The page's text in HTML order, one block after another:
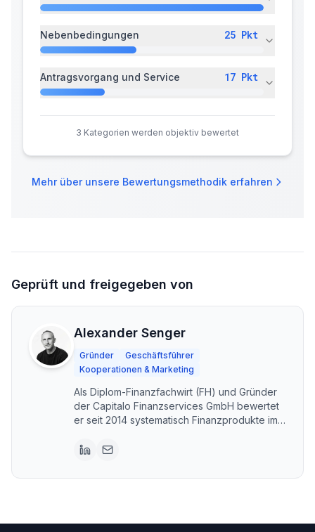
Nebenbedingungen 25 Pkt
Antragsvorgang und Service 17 Pkt
3 Kategorien werden objektiv bewertet
Mehr über unsere Bewertungsmethodik erfahren
Geprüft und freigegeben von
Alexander Senger
Gründer
Geschäftsführer
Kooperationen & Marketing
Als Diplom-Finanzfachwirt (FH) und Gründer
der Capitalo Finanzservices GmbH bewertet
er seit 2014 systematisch Finanzprodukte im
transparente Vergleiche – kostenlos und im
Unterstützung, fachlich geprüft und